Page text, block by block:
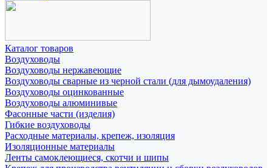
Каталог товаров
Воздуховоды
Воздуховоды нержавеющие
Воздуховоды сварные из черной стали (для дымоудаления)
Воздуховоды оцинкованные
Воздуховоды алюминивые
Фасонные части (изделия)
Гибкие воздуховоды
Расходные материалы, крепеж, изоляция
Изоляционные материалы
Ленты самоклеющиеся, скотчи и шипы